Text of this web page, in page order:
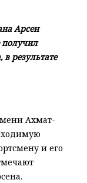
Арсен
получил
результате
Ахмат-
и его